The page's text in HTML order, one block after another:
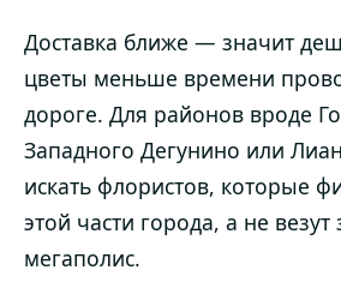
Доставка ближе — значит
цветы меньше времени
дороге. Для районов вроде
Западного Дегунино или
искать флористов, которые
этой части города, а не везут
мегаполис.